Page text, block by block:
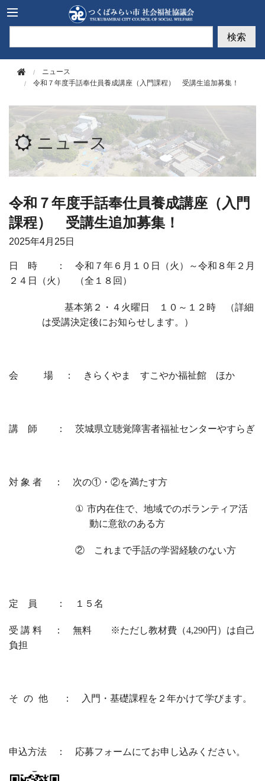
検索
ニュース
令和７年度手話奉仕員養成講座（入門課程） 受講生追加募集！
ニュース
令和７年度手話奉仕員養成講座（入門
課程） 受講生追加募集！
2025年4月25日
日時
： 令和７年６月１０日（火）～令和８年２月
２４日（火） （全１８回）
基本第２・４火曜日 １０～１２時 （詳細
は受講決定後にお知らせします。）
会 場 ： きらくやま すこやか福祉館 ほか
講師 ： 茨城県立聴覚障害者福祉センターやすらぎ
対象者 ： 次の①・②を満たす方
① 市内在住で、地域でのボランティア活
動に意欲のある方
② これまで手話の学習経験のない方
定員 ： １５名
受講料
： 無料 ※ただし教材費（4,290円）は自己
負担
その他 ： 入門・基礎課程を２年かけて学びます。
申込方法 ： 応募フォームにてお申し込みください。